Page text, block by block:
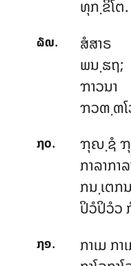
ທຸກ຺ຂິໂຕ.
໖໙.
ສໍສາຣ
ພນ຺ຘຖ;
ຠາວນ
ຠວຓ຺ຓໂ
໗໐. ຠຸຎ຺ຊໍ
ກາລາກາ
ກນ຺ເຕກ
ປິວໍປິວໍວ
໗໑.
ກາເມ ກ